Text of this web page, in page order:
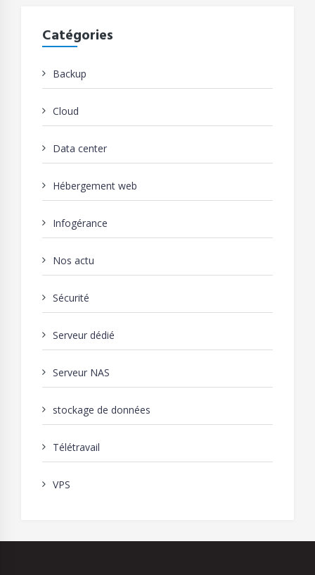
Catégories
Backup
Cloud
Data center
Hébergement web
Infogérance
Nos actu
Sécurité
Serveur dédié
Serveur NAS
stockage de données
Télétravail
VPS